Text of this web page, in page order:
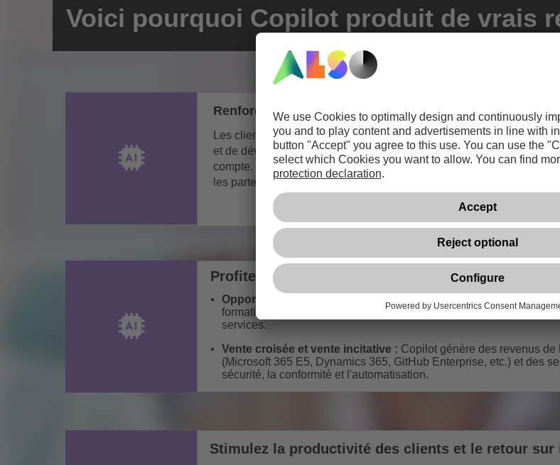
Renforcer l'avantage concurrentiel
Les clients s'attendent à des fonctionnalités d'IA dans le cadre des
et de développement. Les partenaires qui ne proposent pas Copilot
compte. En intégrant Copilot dans les Solutions Microsoft 365,
les partenaires peuvent se démarquer des concurrents proposant
Profitez de Nouvelles Opportunités Client
Opportunités axées sur les services :
Les services de
formation, la gestion du changement et la gouvernance offrent un
services.
Vente croisée et vente incitative : Copilot génère des revenus
(Microsoft 365 E5, Dynamics 365, GitHub Enterprise, etc.) et des
sécurité, la conformité et l'automatisation.
Stimulez la productivité des clients et le retour sur
Voici pourquoi Copilot produit de vrais